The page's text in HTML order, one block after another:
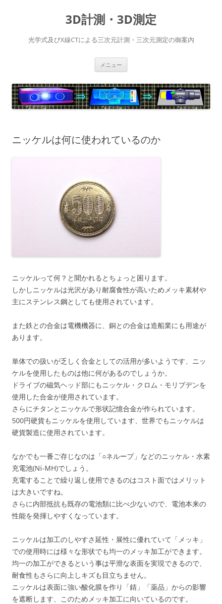
3D計測・3D測定
光学式及びX線CTによる三次元計測・三次元測定の御案内
メニュー
ニッケルは何に使われているのか
ニッケルって何？と聞かれるとちょっと困ります。
しかしニッケルは光沢があり耐腐食性が高いためメッキ素材や
主にステンレス鋼としても使用されています。
また鉄との合金は電機機器に、銅との合金は造船業にも用途が
あります。
単体での扱いが乏しく合金としての活用が多いようです、ニッ
ケルを使用したものは他に何があるのでしょうか。
ドライブの磁気ヘッド部にもニッケル・クロム・モリブデンを
使用した合金が使用されています。
さらにチタンとニッケルで形状記憶合金が作られています。
500円硬貨もニッケルを使用しています、世界でもニッケルは
硬貨製造に使用されています。
なかでも一番ご存じなのは「○ネループ」などのニッケル・水素
充電池(Ni-MH)でしょう。
充電することで繰り返し使用できるのはコスト面ではメリット
は大きいですね。
さらに内部抵抗も既存の電池類に比べ少ないので、電池本来の
性能を発揮しやすくなっています。
ニッケルは加工のしやすさ延性・展性に優れていて「メッキ」
での使用時には様々な形状でも均一のメッキ加工ができます。
均一の加工ができるという事は平滑な表面を実現できるので、
耐食性もさらに向上しキズも目立ちません。
ニッケルは表面に強い酸化膜を作り「錆」「薬品」からの影響
を遮断します、このためメッキ加工に向いているのです。